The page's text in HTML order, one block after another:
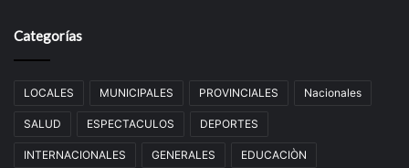
Categorías
LOCALES MUNICIPALES PROVINCIALES Nacionales
SALUD ESPECTACULOS DEPORTES
INTERNACIONALES GENERALES EDUCACIÒN